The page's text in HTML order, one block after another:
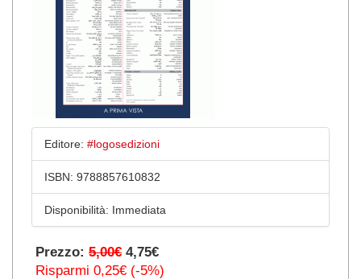
Editore: #logosedizioni
ISBN: 9788857610832
Disponibilità: Immediata
Prezzo: 5,00€ 4,75€
Risparmi 0,25€ (-5%)